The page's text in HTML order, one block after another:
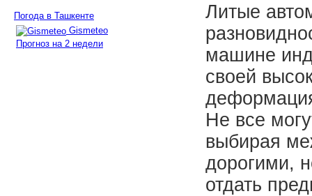
Погода в Ташкенте
Gismeteo
Прогноз на 2 недели
Литые
машине
своей
Не все
выбирая
дорогими,
отдать